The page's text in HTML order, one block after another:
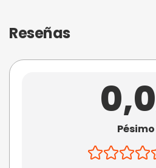
Reseñas
0,0
Pésimo